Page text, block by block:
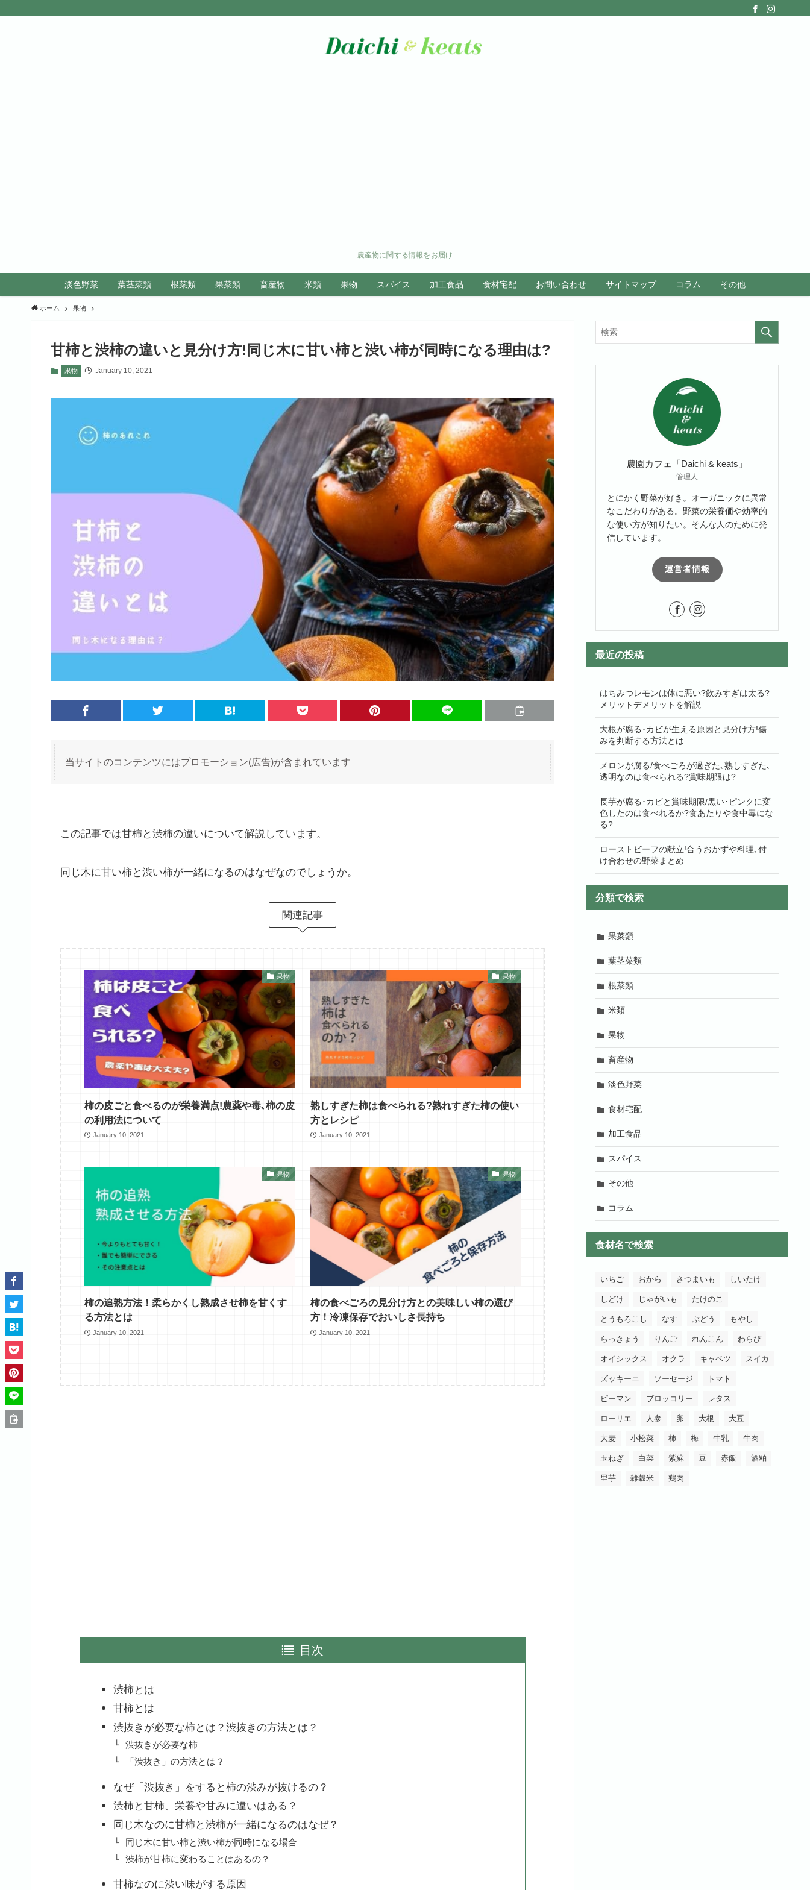
農産物に関する情報をお届け
淡色野菜 葉茎菜類 根菜類 果菜類 畜産物 米類 果物 スパイス 加工食品 食材宅配 お問い合わせ サイトマップ コラム その他
ホーム 果物
甘柿と渋柿の違いと見分け方!同じ木に甘い柿と渋い柿が同時になる理由は?
果物 January 10, 2021
当サイトのコンテンツにはプロモーション(広告)が含まれています
この記事では甘柿と渋柿の違いについて解説しています。
同じ木に甘い柿と渋い柿が一緒になるのはなぜなのでしょうか。
関連記事
果物
柿の皮ごと食べるのが栄養満点!農薬や毒､柿の皮
の利用法について
January 10, 2021
果物
熟しすぎた柿は食べられる?熟れすぎた柿の使い
方とレシピ
January 10, 2021
果物
柿の追熟方法！柔らかくし熟成させ柿を甘くす
る方法とは
January 10, 2021
果物
柿の食べごろの見分け方との美味しい柿の選び
方！冷凍保存でおいしさ長持ち
January 10, 2021
目次
渋柿とは
甘柿とは
渋抜きが必要な柿とは？渋抜きの方法とは？
渋抜きが必要な柿
「渋抜き」の方法とは？
なぜ「渋抜き」をすると柿の渋みが抜けるの？
渋柿と甘柿、栄養や甘みに違いはある？
同じ木なのに甘柿と渋柿が一緒になるのはなぜ？
同じ木に甘い柿と渋い柿が同時になる場合
渋柿が甘柿に変わることはあるの？
甘柿なのに渋い味がする原因
農園カフェ「Daichi & keats」
管理人
とにかく野菜が好き。オーガニックに異常
なこだわりがある。野菜の栄養価や効率的
な使い方が知りたい。そんな人のために発
信しています。
運営者情報
最近の投稿
はちみつレモンは体に悪い?飲みすぎは太る?
メリットデメリットを解説
大根が腐る･カビが生える原因と見分け方!傷
みを判断する方法とは
メロンが腐る/食べごろが過ぎた､熟しすぎた､
透明なのは食べられる?賞味期限は?
長芋が腐る･カビと賞味期限/黒い･ピンクに変
色したのは食べれるか?食あたりや食中毒にな
る?
ローストビーフの献立!合うおかずや料理､付
け合わせの野菜まとめ
分類で検索
果菜類
葉茎菜類
根菜類
米類
果物
畜産物
淡色野菜
食材宅配
加工食品
スパイス
その他
コラム
食材名で検索
いちご おから さつまいも しいたけ
しどけ じゃがいも たけのこ
とうもろこし なす ぶどう もやし
らっきょう りんご れんこん わらび
オイシックス オクラ キャベツ スイカ
ズッキーニ ソーセージ トマト
ピーマン ブロッコリー レタス
ローリエ 人参 卵 大根 大豆
大麦 小松菜 柿 梅 牛乳 牛肉
玉ねぎ 白菜 紫蘇 豆 赤飯 酒粕
里芋 雑穀米 鶏肉